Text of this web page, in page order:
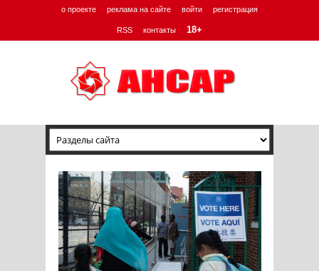
о проекте реклама на сайте войти регистрация
RSS контакты 18+